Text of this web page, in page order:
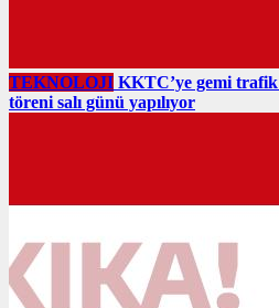
TEKNOLOJI KKTC’ye gemi
töreni salı günü yapılıyor